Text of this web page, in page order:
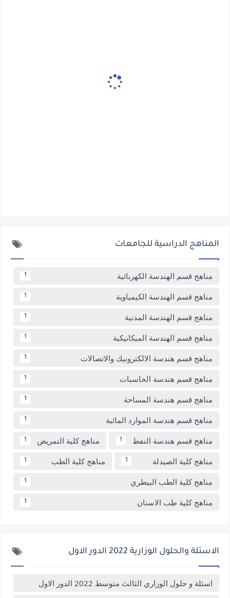
المناهج الدراسية للجامعات
مناهج قسم الهندسة الكهربائية 1
مناهج قسم الهندسة الكيمياوية 1
مناهج قسم الهندسة المدنية 1
مناهج قسم الهندسة الميكانيكية 1
مناهج قسم هندسة الالكترونيك والاتصالات 1
مناهج قسم هندسة الحاسبات 1
مناهج قسم هندسة المساحة 1
مناهج قسم هندسة الموارد المائية 1
مناهج قسم هندسة النفط 1 مناهج كلية التمريض 1
مناهج كلية الصيدلة 1 مناهج كلية الطب 1
مناهج كلية الطب البيطري 1
مناهج كلية طب الاسنان 1
الاسئلة والحلول الوزارية 2022 الدور الاول
اسئلة و حلول الوزاري الثالث متوسط 2022 الدور الاول